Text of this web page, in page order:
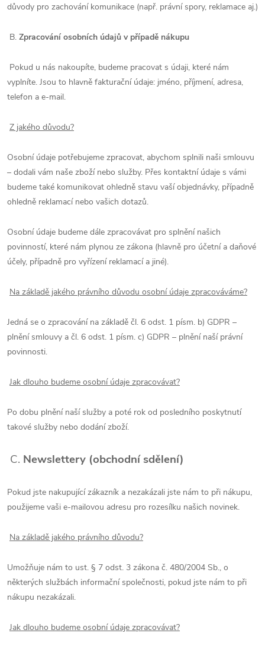
důvody pro zachování komunikace (např. právní spory, reklamace aj.)
B. Zpracování osobních údajů v případě nákupu
Pokud u nás nakoupíte, budeme pracovat s údaji, které nám
vyplníte. Jsou to hlavně fakturační údaje: jméno, příjmení, adresa,
telefon a e-mail.
Z jakého důvodu?
Osobní údaje potřebujeme zpracovat, abychom splnili naši smlouvu
– dodali vám naše zboží nebo služby. Přes kontaktní údaje s vámi
budeme také komunikovat ohledně stavu vaší objednávky, případně
ohledně reklamací nebo vašich dotazů.
Osobní údaje budeme dále zpracovávat pro splnění našich
povinností, které nám plynou ze zákona (hlavně pro účetní a daňové
účely, případně pro vyřízení reklamací a jiné).
Na základě jakého právního důvodu osobní údaje zpracováváme?
Jedná se o zpracování na základě čl. 6 odst. 1 písm. b) GDPR –
plnění smlouvy a čl. 6 odst. 1 písm. c) GDPR – plnění naší právní
povinnosti.
Jak dlouho budeme osobní údaje zpracovávat?
Po dobu plnění naší služby a poté rok od posledního poskytnutí
takové služby nebo dodání zboží.
C. Newslettery (obchodní sdělení)
Pokud jste nakupující zákazník a nezakázali jste nám to při nákupu,
použijeme vaši e-mailovou adresu pro rozesílku našich novinek.
Na základě jakého právního důvodu?
Umožňuje nám to ust. § 7 odst. 3 zákona č. 480/2004 Sb., o
některých službách informační společnosti, pokud jste nám to při
nákupu nezakázali.
Jak dlouho budeme osobní údaje zpracovávat?